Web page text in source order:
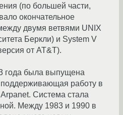
(по большей части,
окончательное
двумя ветвями UNIX
Беркли) и System V
от AT&T).
года была выпущена
работу в
Система стала
Между 1983 и 1990 в